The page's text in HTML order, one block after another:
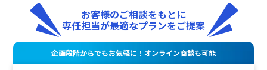
お客様のご相談をもとに
専任担当が最適なプランをご提案
企画段階からでもお気軽に！オンライン商談も可能